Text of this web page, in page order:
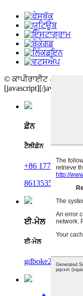
© ਕਾਪੀਰਾਈਟ - 2010-
[javascript][/javascript]
ਫ਼ੋਨ
ਟੈਲੀਫ਼ੋਨ
+86 17701934563
8613535326808
ਈ-ਮੇਲ
ਈ-ਮੇਲ